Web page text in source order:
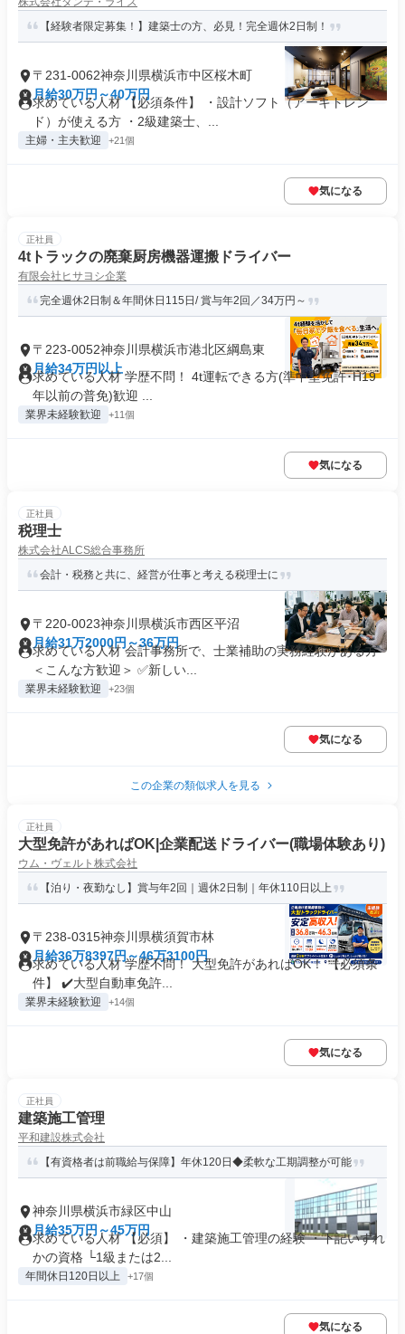
【経験者限定募集！】建築士の方、必見！完全週休2日制！
〒231-0062神奈川県横浜市中区桜木町
月給30万円～40万円
求めている人材 【必須条件】 ・設計ソフト（アーキトレン
ド）が使える方 ・2級建築士、...
主婦・主夫歓迎 +21個
気になる
正社員
4tトラックの廃棄厨房機器運搬ドライバー
有限会社ヒサヨシ企業
完全週休2日制＆年間休日115日/ 賞与年2回／34万円～
〒223-0052神奈川県横浜市港北区綱島東
月給34万円以上
求めている人材 学歴不問！ 4t運転できる方(準中型免許･H19
年以前の普免)歓迎 ...
業界未経験歓迎 +11個
気になる
正社員
税理士
株式会社ALCS総合事務所
会計・税務と共に、経営が仕事と考える税理士に
〒220-0023神奈川県横浜市西区平沼
月給31万2000円～36万円
求めている人材 会計事務所で、士業補助の実務経験がある方
＜こんな方歓迎＞ ✅新しい...
業界未経験歓迎 +23個
気になる
この企業の類似求人を見る
正社員
大型免許があればOK|企業配送ドライバー(職場体験あり)
ウム・ヴェルト株式会社
【泊り・夜勤なし】賞与年2回｜週休2日制｜年休110日以上
〒238-0315神奈川県横須賀市林
月給36万8397円～46万3100円
求めている人材 学歴不問！ 大型免許があればOK！ 【必須条
件】 ✔️大型自動車免許...
業界未経験歓迎 +14個
気になる
正社員
建築施工管理
平和建設株式会社
【有資格者は前職給与保障】年休120日◆柔軟な工期調整が可能
神奈川県横浜市緑区中山
月給35万円～45万円
求めている人材 【必須】 ・建築施工管理の経験 ・下記いずれ
かの資格 └1級または2...
年間休日120日以上 +17個
気になる